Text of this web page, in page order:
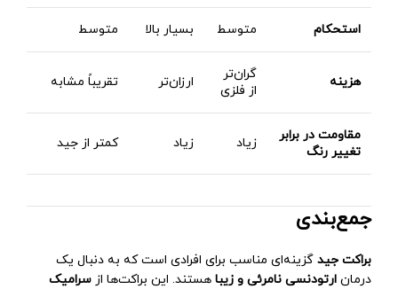
استحکام متوسط بسیار بالا متوسط
هزینه
گران‌تر
از فلزی
ارزان‌تر تقریباً مشابه
مقاومت در برابر
تغییر رنگ
زیاد زیاد کمتر از جید
جمع‌بندی
براکت جید گزینه‌ای مناسب برای افرادی است که به دنبال یک
درمان ارتودنسی نامرئی و زیبا هستند. این براکت‌ها از سرامیک